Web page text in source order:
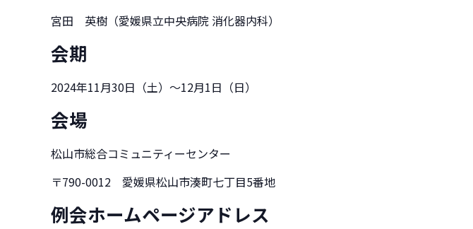
宮田 英樹（愛媛県立中央病院 消化器内科）
会期
2024年11月30日（土）～12月1日（日）
会場
松山市総合コミュニティーセンター
〒790-0012 愛媛県松山市湊町七丁目5番地
例会ホームページアドレス